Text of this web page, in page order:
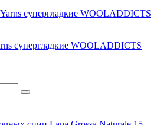
супергладкие WOOLADDICTS